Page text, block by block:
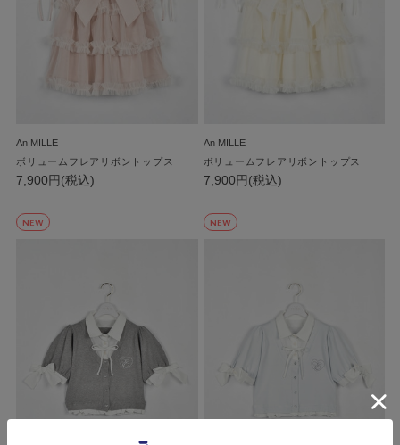
An MILLE
ボリュームフレアリボントップス
7,900円(税込)
An MILLE
ボリュームフレアリボントップス
7,900円(税込)
NEW NEW